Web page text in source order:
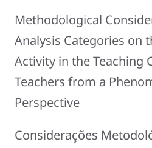
Methodological
Analysis Categories on
Activity in the Teaching
Teachers from a
Perspective
Considerações